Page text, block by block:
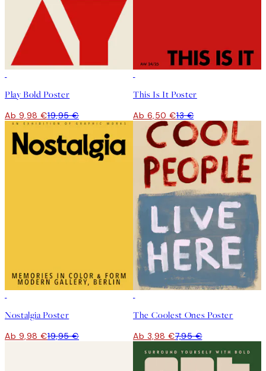
Play Bold Poster
Ab 9,98 €19,95 €
This Is It Poster
Ab 6,50 €13 €
Nostalgia Poster
Ab 9,98 €19,95 €
The Coolest Ones Poster
Ab 3,98 €7,95 €